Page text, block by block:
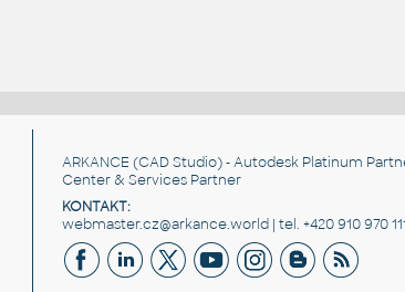
ARKANCE (CAD Studio) - Autodesk Platinum
Center & Services Partner
KONTAKT:
webmaster.cz@arkance.world | tel. +420 910 970